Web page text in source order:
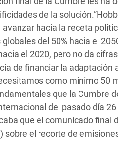
de la
hacia la receta
del 50% hacia el
el 2020, pero no da
de financiar la adaptación
como mínimo 50
que la Cumbre
del pasado día
que el comunicado final
sobre el recorte de